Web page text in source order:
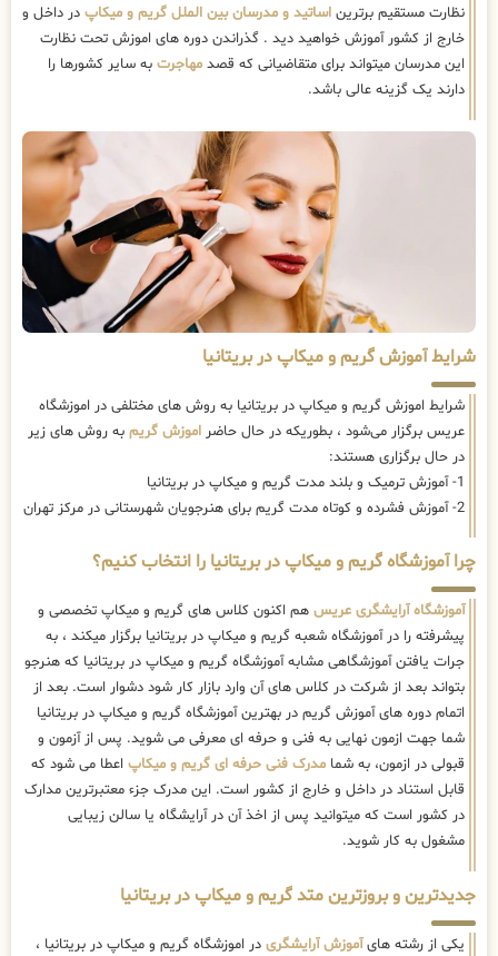
نظارت مستقیم برترین اساتید و مدرسان بین الملل گریم و میکاپ در داخل و
خارج از کشور آموزش خواهید دید . گذراندن دوره های اموزش تحت نظارت
این مدرسان میتواند برای متقاضیانی که قصد مهاجرت به سایر کشورها را
دارند یک گزینه عالی باشد.
شرایط آموزش گریم و میکاپ در بریتانیا
شرایط اموزش گریم و میکاپ در بریتانیا به روش های مختلفی در اموزشگاه
عریس برگزار می‌شود ، بطوریکه در حال حاضر اموزش گریم به روش های زیر
در حال برگزاری هستند:
1- آموزش ترمیک و بلند مدت گریم و میکاپ در بریتانیا
2- آموزش فشرده و کوتاه مدت گریم برای هنرجویان شهرستانی در مرکز تهران
چرا آموزشگاه گریم و میکاپ در بریتانیا را انتخاب کنیم؟
آموزشگاه آرایشگری عریس هم اکنون کلاس های گریم و میکاپ تخصصی و
پیشرفته را در آموزشگاه شعبه گریم و میکاپ در بریتانیا برگزار میکند ، به
جرات یافتن آموزشگاهی مشابه آموزشگاه گریم و میکاپ در بریتانیا که هنرجو
بتواند بعد از شرکت در کلاس های آن وارد بازار کار شود دشوار است. بعد از
اتمام دوره های آموزش گریم در بهترین آموزشگاه گریم و میکاپ در بریتانیا
شما جهت ازمون نهایی به فنی و حرفه ای معرفی می شوید. پس از آزمون و
قبولی در ازمون، به شما مدرک فنی حرفه ای گریم و میکاپ اعطا می شود که
قابل استناد در داخل و خارج از کشور است. این مدرک جزء معتبرترین مدارک
در کشور است که میتوانید پس از اخذ آن در آرایشگاه یا سالن زیبایی
مشغول به کار شوید.
جدیدترین و بروزترین متد گریم و میکاپ در بریتانیا
یکی از رشته هایآموزش آرایشگری در اموزشگاه گریم و میکاپ در بریتانیا ،